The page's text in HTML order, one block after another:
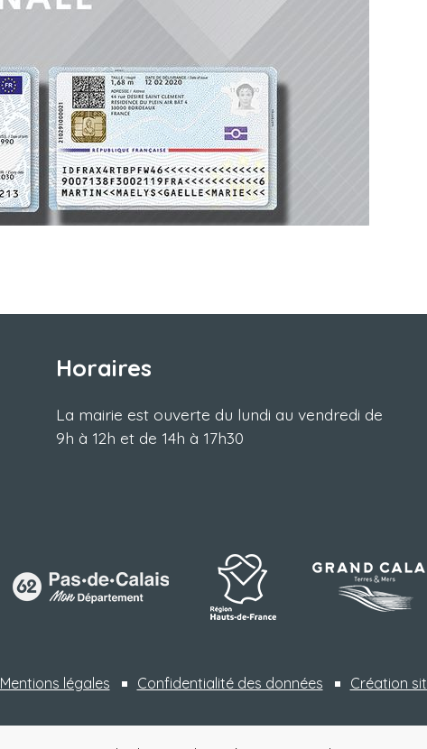
Horaires
La mairie est ouverte du lundi au vendredi de
9h à 12h et de 14h à 17h30
Mentions légales Confidentialité des données Création